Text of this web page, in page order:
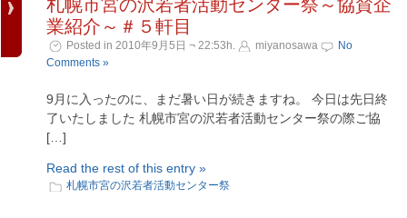
札幌市宮の沢若者活動センター祭～協賛企
業紹介～＃５軒目
Posted in 2010年9月5日 ¬ 22:53h. miyanosawa
No
Comments »
9月に入ったのに、まだ暑い日が続きますね。 今日は先日終
了いたしました 札幌市宮の沢若者活動センター祭の際ご協
[…]
Read the rest of this entry »
札幌市宮の沢若者活動センター祭